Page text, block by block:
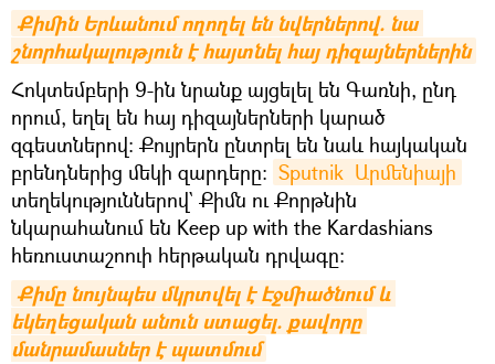
Քիմին Երևանում ողողել են նվերներով. նա
շնորհակալություն է հայտնել հայ դիզայներներին
Հոկտեմբերի 9-ին նրանք այցելել են Գառնի, ընդ
որում, եղել են հայ դիզայներների կարած
զգեստներով։ Քույրերն ընտրել են նաև հայկական
բրենդներից մեկի զարդերը։ Sputnik  Արմենիայի
տեղեկություններով` Քիմն ու Քորթնին
նկարահանում են Keep up with the Kardashians
հեռուստաշոուի հերթական դրվագը։
Քիմը նույնպես մկրտվել է Էջմիածնում և
եկեղեցական անուն ստացել. քավորը
մանրամասներ է պատմում